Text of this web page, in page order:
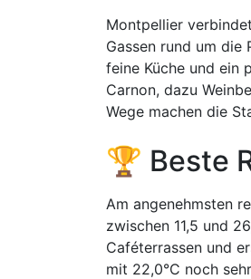
Montpellier
Gassen rund um
feine Küche und ein
Carnon, dazu
Wege machen die
🏆 Beste
Am angenehmsten
zwischen 11,5 und
Caféterrassen und
mit 22,0°C noch